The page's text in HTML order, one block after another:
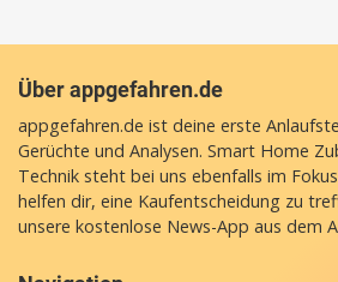
Über appgefahren.de
appgefahren.de ist deine erste
Gerüchte und Analysen. Smart Home
Technik steht bei uns ebenfalls im
helfen dir, eine Kaufentscheidung zu
unsere kostenlose News-App aus dem